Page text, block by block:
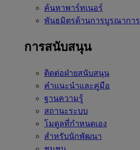
ค้นหาพาร์ทเนอร์
พันธมิตรด้านการบูรณาการ
การสนับสนุน
ติดต่อฝ่ายสนับสนุน
คำแนะนำและคู่มือ
ฐานความรู้
สถานะระบบ
โมดูลที่กำหนดเอง
สำหรับนักพัฒนา